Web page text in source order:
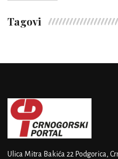
Tagovi
Ulica Mitra Bakića 22 Podgorica,